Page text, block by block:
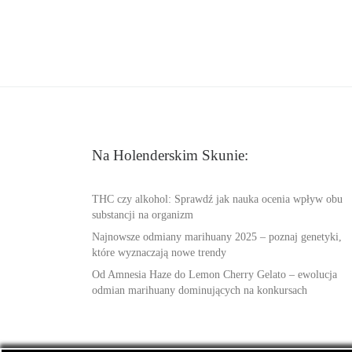
Na Holenderskim Skunie:
THC czy alkohol: Sprawdź jak nauka ocenia wpływ obu
substancji na organizm
Najnowsze odmiany marihuany 2025 – poznaj genetyki,
które wyznaczają nowe trendy
Od Amnesia Haze do Lemon Cherry Gelato – ewolucja
odmian marihuany dominujących na konkursach